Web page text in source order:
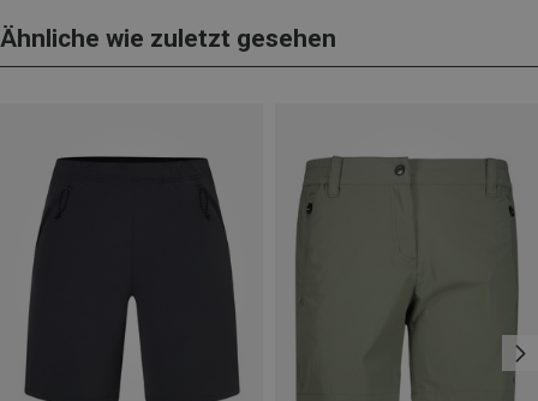
Ähnliche wie zuletzt gesehen